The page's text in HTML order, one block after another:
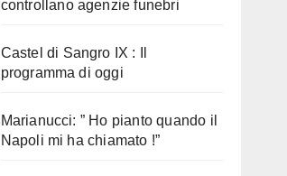
controllano agenzie funebri
Castel di Sangro IX : Il
programma di oggi
Marianucci: ” Ho pianto quando il
Napoli mi ha chiamato !”